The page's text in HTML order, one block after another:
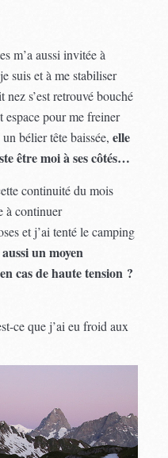
m’a aussi invitée à
suis et à me stabiliser
s’est retrouvé bouché
espace pour me freiner
bélier tête baissée, elle
être moi à ses côtés…
continuité du mois
à continuer
et j’ai tenté le camping
un moyen
cas de haute tension ?
ce que j’ai eu froid aux